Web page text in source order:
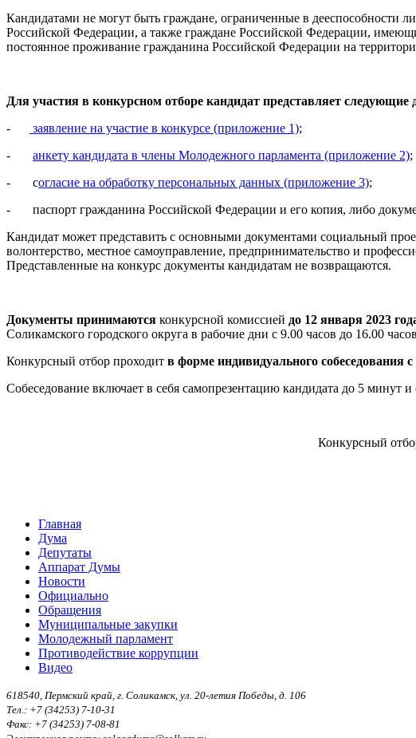
Кандидатами не могут быть граждане, ограниченные в
Российской Федерации, а также граждане Российской Федерации,
постоянное проживание гражданина Российской Федерации на
Для участия в конкурсном отборе кандидат представляет следующие
-
заявление на участие в конкурсе (приложение 1);
- анкету кандидата в члены Молодежного парламента (приложение 2);
- согласие на обработку персональных данных (приложение 3);
- паспорт гражданина Российской Федерации и его копия, либо
Кандидат может представить с основными документами социальный
волонтерство, местное самоуправление, предпринимательство и
Представленные на конкурс документы кандидатам не возвращаются.
Документы принимаются конкурсной комиссией до 12 января 2023
Соликамского городского округа в рабочие дни с 9.00 часов до 16.00
Конкурсный отбор проходит в форме индивидуального собеседования
Собеседование включает в себя самопрезентацию кандидата до 5 минут
Конкурсный
Главная
Дума
Депутаты
Аппарат Думы
Новости
Официально
Обращения
Муниципальные закупки
Молодежный парламент
Противодействие коррупции
Видео
618540, Пермский край, г. Соликамск, ул. 20-летия Победы, д. 106
Тел.: +7 (34253) 7-10-31
Факс: +7 (34253) 7-08-81